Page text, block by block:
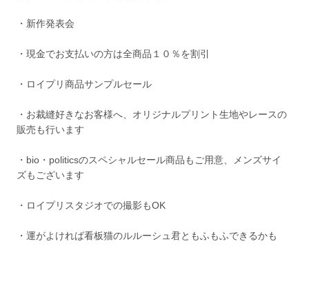
・新作発表会
・現金でお支払いの方は全商品１０％を割引
・ロイプリ商品サンプルセール
・お裁縫好きなお客様へ、オリジナルプリント生地やレースの
販売も行います
・bio・politicsのスペシャルセール商品もご用意、メンズサイ
ズもございます
・ロイプリスタジオでの撮影もOK
・運がよければ看板猫のルルーシュ君ともふもふできるかも